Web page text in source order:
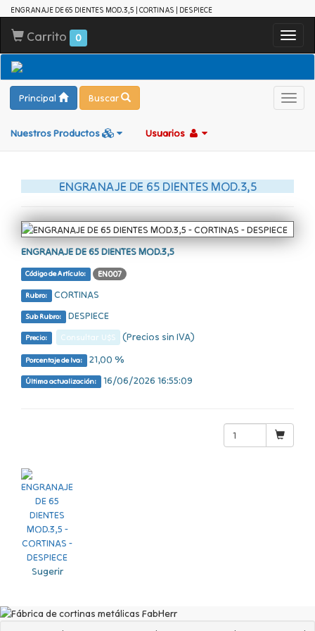
ENGRANAJE DE 65 DIENTES MOD.3,5 | CORTINAS | DESPIECE
Carrito 0
Principal Buscar
Nuestros Productos Usuarios
ENGRANAJE DE 65 DIENTES MOD.3,5
ENGRANAJE DE 65 DIENTES MOD.3,5
Código de Artículo: EN007
Rubro: CORTINAS
Sub Rubro: DESPIECE
Precio: Consultar U$S (Precios sin IVA)
Porcentaje de Iva: 21,00 %
Última actualización: 16/06/2026 16:55:09
Sugerir